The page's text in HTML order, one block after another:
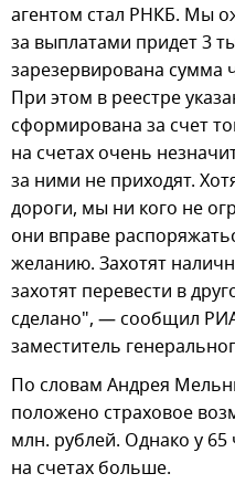
агентом стал РНКБ. Мы
за выплатами придет 3
зарезервирована сумма
При этом в реестре
сформирована за счет
на счетах очень
за ними не приходят.
дороги, мы ни кого не
они вправе
желанию. Захотят
захотят перевести в
сделано", — сообщил
заместитель
По словам Андрея
положено страховое
млн. рублей. Однако у 65
на счетах больше.